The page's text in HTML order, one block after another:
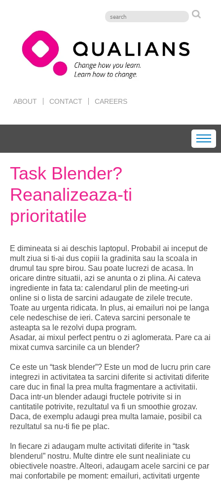
ABOUT CONTACT CAREERS
Task Blender?
Reanalizeaza-ti
prioritatile
E dimineata si ai deschis laptopul. Probabil ai inceput de
mult ziua si ti-ai dus copiii la gradinita sau la scoala in
drumul tau spre birou. Sau poate lucrezi de acasa. In
oricare dintre situatii, azi se anunta o zi plina. Ai cateva
ingrediente in fata ta: calendarul plin de meeting-uri
online si o lista de sarcini adaugate de zilele trecute.
Toate au urgenta ridicata. In plus, ai emailuri noi pe langa
cele nedeschise de ieri. Cateva sarcini personale te
asteapta sa le rezolvi dupa program.
Asadar, ai mixul perfect pentru o zi aglomerata. Pare ca ai
mixat cumva sarcinile ca un blender?
Ce este un “task blender”? Este un mod de lucru prin care
integrezi in activitatea ta sarcini diferite si activitati diferite
care duc in final la prea multa fragmentare a activitatii.
Daca intr-un blender adaugi fructele potrivite si in
cantitatile potrivite, rezultatul va fi un smoothie grozav.
Daca, de exemplu adaugi prea multa lamaie, posibil ca
rezultatul sa nu-ti fie pe plac.
In fiecare zi adaugam multe activitati diferite in “task
blenderul” nostru. Multe dintre ele sunt nealiniate cu
obiectivele noastre. Alteori, adaugam acele sarcini ce par
mai confortabile pe moment: emailuri, activitati urgente